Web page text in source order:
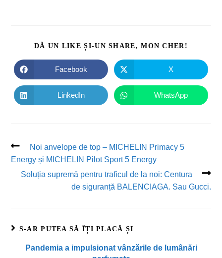
DĂ UN LIKE ȘI-UN SHARE, MON CHER!
Facebook X
LinkedIn WhatsApp
Noi anvelope de top – MICHELIN Primacy 5
Energy și MICHELIN Pilot Sport 5 Energy
Soluția supremă pentru traficul de la noi: Centura
de siguranță BALENCIAGA. Sau Gucci.
S-AR PUTEA SĂ ÎȚI PLACĂ ȘI
Pandemia a impulsionat vânzările de lumânări